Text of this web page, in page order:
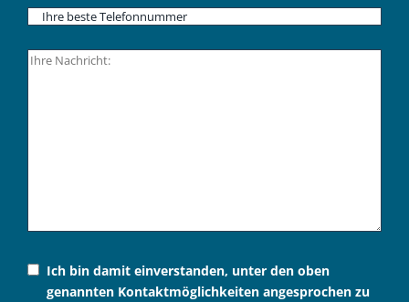
Ich bin damit einverstanden, unter den oben
genannten Kontaktmöglichkeiten angesprochen zu